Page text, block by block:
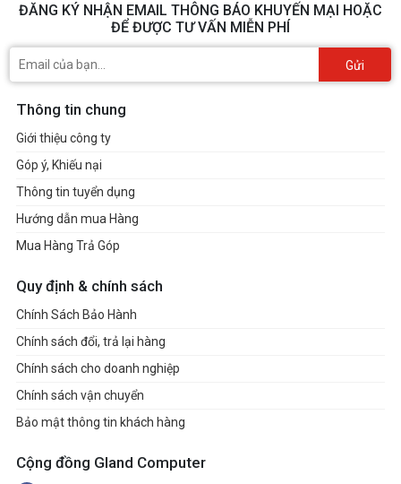
ĐĂNG KÝ NHẬN EMAIL THÔNG BÁO KHUYẾN MẠI HOẶC
ĐỂ ĐƯỢC TƯ VẤN MIỄN PHÍ
Gửi
Thông tin chung
Giới thiệu công ty
Góp ý, Khiếu nại
Thông tin tuyển dụng
Hướng dẫn mua Hàng
Mua Hàng Trả Góp
Quy định & chính sách
Chính Sách Bảo Hành
Chính sách đổi, trả lại hàng
Chính sách cho doanh nghiệp
Chính sách vận chuyển
Bảo mật thông tin khách hàng
Cộng đồng Gland Computer